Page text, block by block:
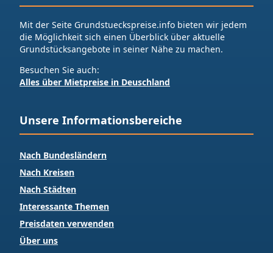
Mit der Seite Grundstueckspreise.info bieten wir jedem
die Möglichkeit sich einen Überblick über aktuelle
Grundstücksangebote in seiner Nähe zu machen.
Besuchen Sie auch:
Alles über Mietpreise in Deuschland
Unsere Informationsbereiche
Nach Bundesländern
Nach Kreisen
Nach Städten
Interessante Themen
Preisdaten verwenden
Über uns